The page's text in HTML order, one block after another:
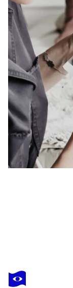
ELENA HROMOVA
Yellow peony